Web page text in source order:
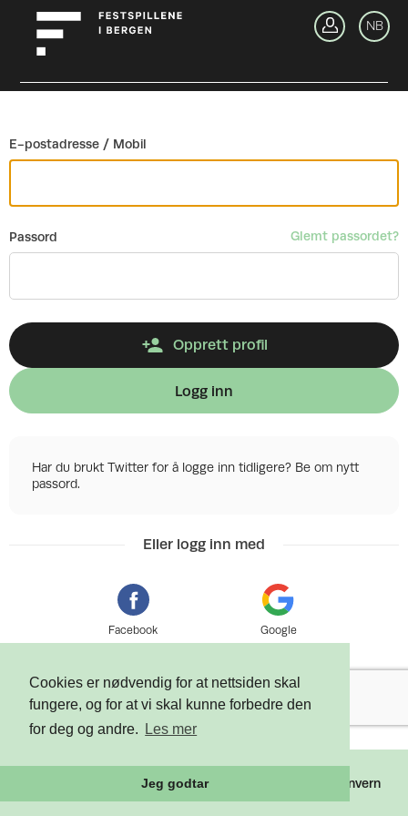
Cookies er nødvendig for at nettsiden skal
fungere, og for at vi skal kunne forbedre den
for deg og andre.
Les mer
Jeg godtar
NB
E-postadresse / Mobil
Passord Glemt passordet?
Opprett profil
Logg inn
Har du brukt Twitter for å logge inn tidligere? Be om nytt
passord.
Eller logg inn med
Facebook Google
2026 Tixly AS - Powered by Personvern